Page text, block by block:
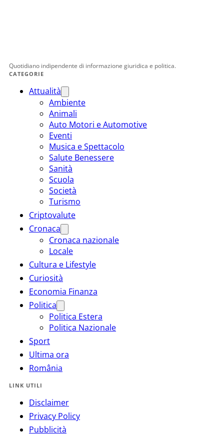
Quotidiano indipendente di informazione giuridica e politica.
CATEGORIE
Attualità
Ambiente
Animali
Auto Motori e Automotive
Eventi
Musica e Spettacolo
Salute Benessere
Sanità
Scuola
Società
Turismo
Criptovalute
Cronaca
Cronaca nazionale
Locale
Cultura e Lifestyle
Curiosità
Economia Finanza
Politica
Politica Estera
Politica Nazionale
Sport
Ultima ora
România
LINK UTILI
Disclaimer
Privacy Policy
Pubblicità